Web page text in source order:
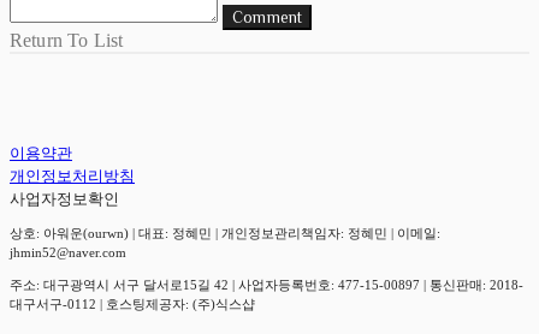
Comment
Return To List
이용약관
개인정보처리방침
사업자정보확인
상호: 아워운(ourwn) | 대표: 정혜민 | 개인정보관리책임자: 정혜민 | 이메일:
jhmin52@naver.com
주소: 대구광역시 서구 달서로15길 42 | 사업자등록번호: 477-15-00897 | 통신판매: 2018-
대구서구-0112 | 호스팅제공자: (주)식스샵